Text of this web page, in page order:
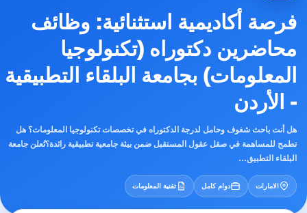
فرصة أكاديمية استثنائية: وظائف
محاضرين دكتوراه (تكنولوجيا
المعلومات) بجامعة البلقاء التطبيقية
- الأردن
هل أنت باحث شغوف وحامل لدرجة الدكتوراه في تخصصات تكنولوجيا المعلومات؟ هل
تطمح للمساهمة في صقل عقول المستقبل ضمن بيئة جامعية تطبيقية رائدة؟تُعلن جامعة
البلقاء التطبيق…
الامارات دوام كامل تقنية المعلومات